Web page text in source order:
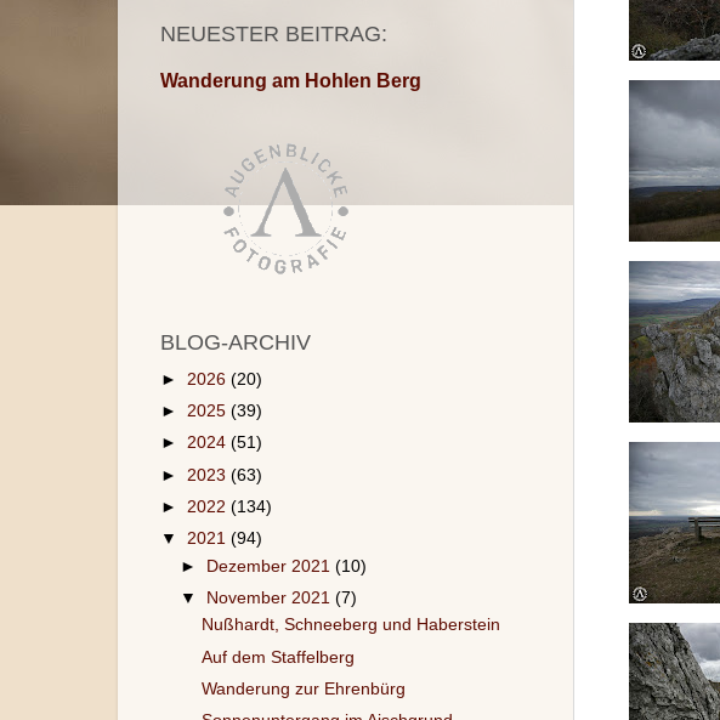
NEUESTER BEITRAG:
Wanderung am Hohlen Berg
BLOG-ARCHIV
► 2026 (20)
► 2025 (39)
► 2024 (51)
► 2023 (63)
► 2022 (134)
▼ 2021 (94)
► Dezember 2021(10)
▼ November 2021(7)
Nußhardt, Schneeberg und Haberstein
Auf dem Staffelberg
Wanderung zur Ehrenbürg